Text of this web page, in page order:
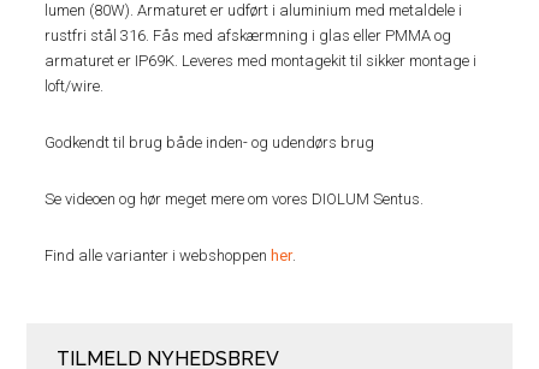
lumen (80W). Armaturet er udført i aluminium med metaldele i
rustfri stål 316. Fås med afskærmning i glas eller PMMA og
armaturet er IP69K. Leveres med montagekit til sikker montage i
loft/wire.
Godkendt til brug både inden- og udendørs brug
Se videoen og hør meget mere om vores DIOLUM Sentus.
Find alle varianter i webshoppen her.
TILMELD NYHEDSBREV